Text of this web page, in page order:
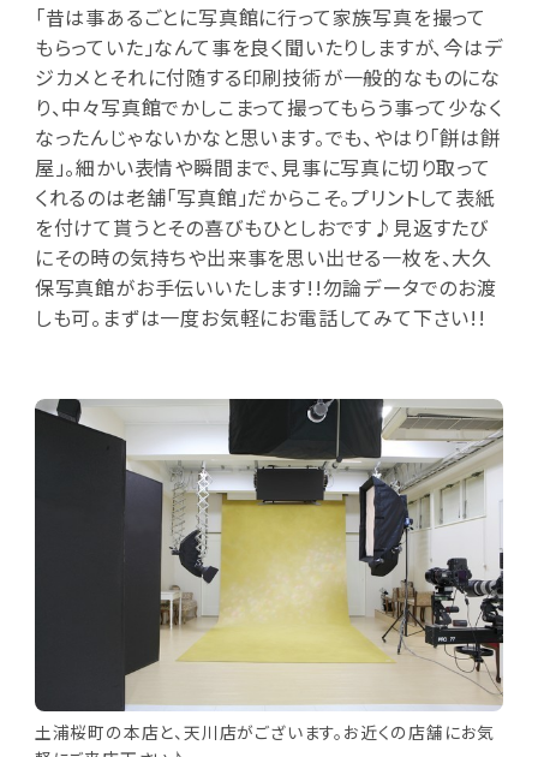
「昔は事あるごとに写真館に行って家族写真を撮って
もらっていた」なんて事を良く聞いたりしますが、今はデ
ジカメとそれに付随する印刷技術が一般的なものにな
り、中々写真館でかしこまって撮ってもらう事って少なく
なったんじゃないかなと思います。でも、やはり「餅は餅
屋」。細かい表情や瞬間まで、見事に写真に切り取って
くれるのは老舗「写真館」だからこそ。プリントして表紙
を付けて貰うとその喜びもひとしおです♪見返すたび
にその時の気持ちや出来事を思い出せる一枚を、大久
保写真館がお手伝いいたします!!勿論データでのお渡
しも可。まずは一度お気軽にお電話してみて下さい!!
土浦桜町の本店と、天川店がございます。お近くの店舗にお気